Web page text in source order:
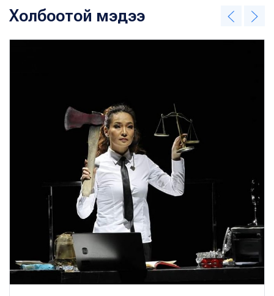
Холбоотой мэдээ